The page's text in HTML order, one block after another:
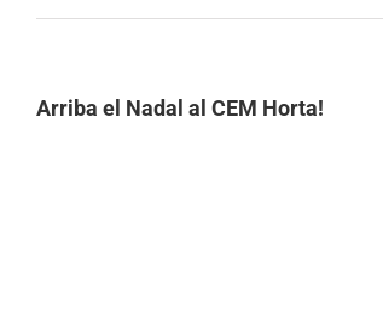
Arriba el Nadal al CEM Horta!